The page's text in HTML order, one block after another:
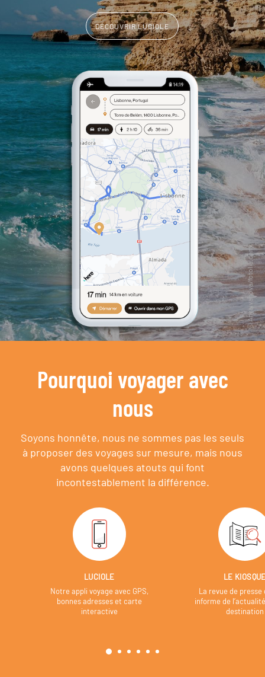
DÉCOUVRIR LUCIOLE
Pourquoi voyager avec
nous
Soyons honnête, nous ne sommes pas les seuls
à proposer des voyages sur mesure, mais nous
avons quelques atouts qui font
incontestablement la différence.
LUCIOLE
Notre appli voyage avec GPS,
bonnes adresses et carte
interactive
LE
La revue de presse
informe de
destination